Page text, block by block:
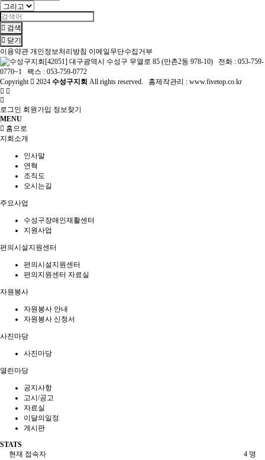
검색
닫기
이용약관 개인정보처리방침 이메일무단수집거부
[42051] 대구광역시 수성구 무열로 85 (만촌2동 978-10) 전화 : 053-759-
0770~1 팩스 : 053-759-0772
Copyright
2024 수성구지회 All rights reserved. 홈제작관리 : www.fivetop.co.kr
로그인 회원가입 정보찾기
MENU
홈으로
지회소개
인사말
연혁
조직도
오시는길
주요사업
수성구장애인재활센터
지원사업
편의시설지원센터
편의시설지원센터
편의지원센터 자료실
자원봉사
자원봉사 안내
자원봉사 신청서
사진마당
사진마당
열린마당
공지사항
고시/공고
자료실
이달의일정
게시판
STATS
4 명
현재 접속자